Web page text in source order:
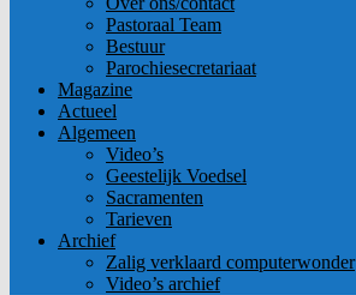
Pastoraal Team
Bestuur
Parochiesecretariaat
Magazine
Actueel
Algemeen
Video’s
Geestelijk Voedsel
Sacramenten
Tarieven
Archief
Zalig verklaard computerwonder
Video’s archief